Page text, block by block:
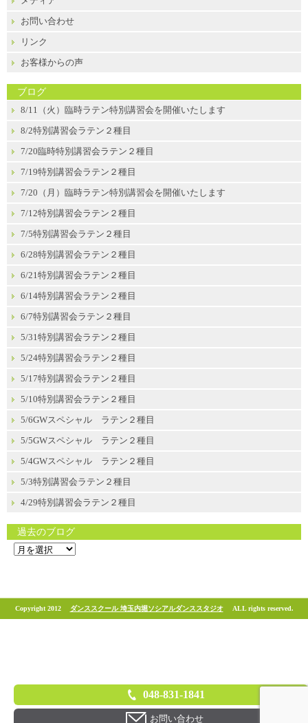
お問い合わせ
リンク
お客様からの声
ブログ
8/11（火）臨時ラテン特別講習会を開催いたします
8/2特別講習会ラテン２種目
7/20臨時特別講習会ラテン２種目
7/19特別講習会ラテン２種目
7/20（月）臨時ラテン特別講習会を開催いたします
7/12特別講習会ラテン２種目
7/5特別講習会ラテン２種目
6/28特別講習会ラテン２種目
6/21特別講習会ラテン２種目
6/14特別講習会ラテン２種目
6/7特別講習会ラテン２種目
5/31特別講習会ラテン２種目
5/24特別講習会ラテン２種目
5/17特別講習会ラテン２種目
5/10特別講習会ラテン２種目
5/6GWスペシャル ラテン２種目
5/5GWスペシャル ラテン２種目
5/4GWスペシャル ラテン２種目
5/3特別講習会ラテン２種目
4/29特別講習会ラテン２種目
過去のブログ
過
去
ロ
Copyright 2012 ダンススクール 埼玉内堀ソシアルダンススタジオALL rights reserved.
048-831-1841
お問い合わせ